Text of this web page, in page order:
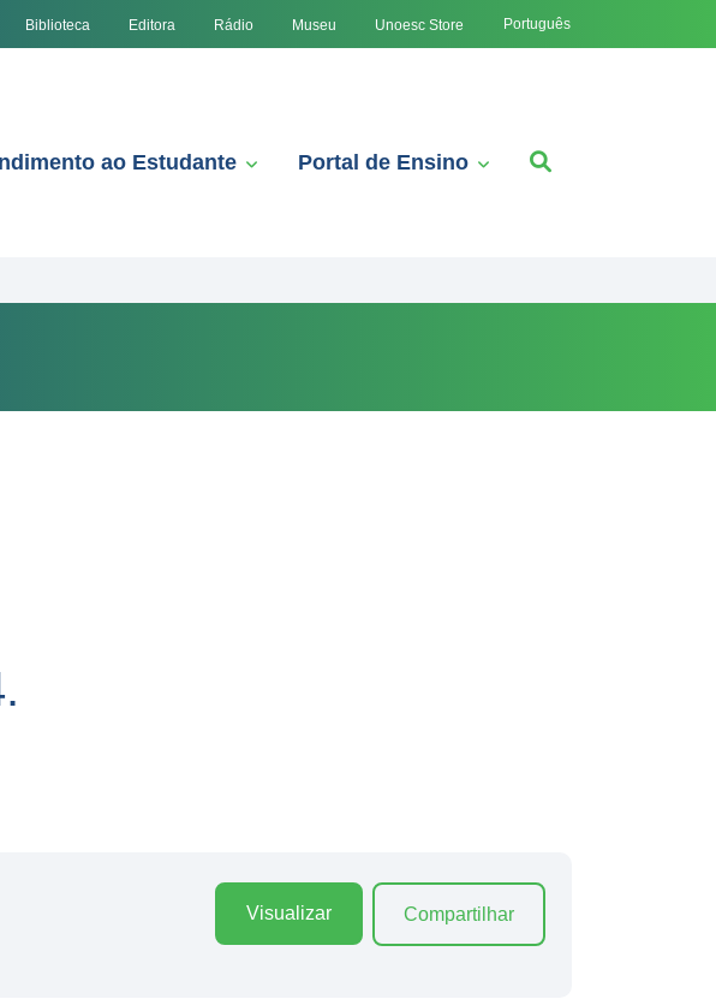
Biblioteca Editora Rádio Museu Unoesc Store Português
ao Estudante Portal de Ensino
Visualizar Compartilhar